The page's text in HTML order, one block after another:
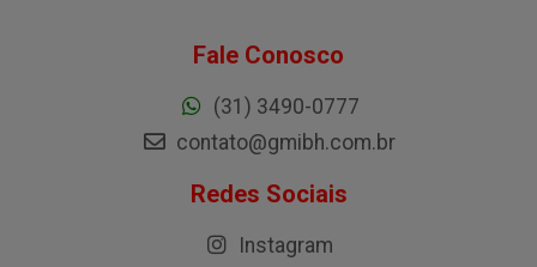
Fale Conosco
(31) 3490-0777
contato@gmibh.com.br
Redes Sociais
Instagram